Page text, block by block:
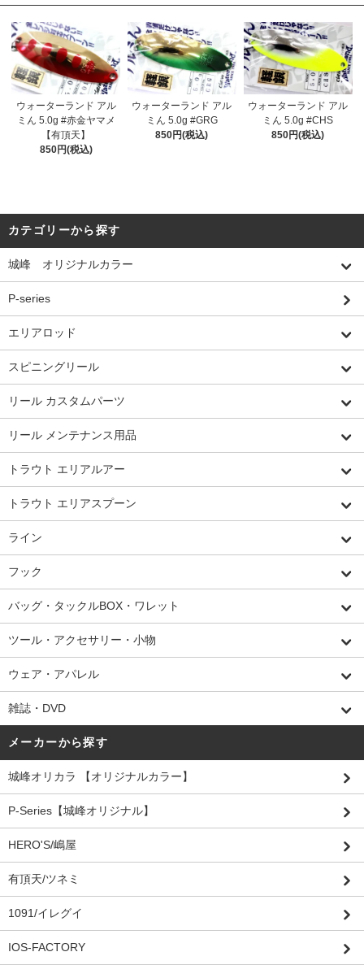
ウォーターランド アル
ミん 5.0g #赤金ヤマメ
【有頂天】
850円(税込)
ウォーターランド アル
ミん 5.0g #GRG
850円(税込)
ウォーターランド アル
ミん 5.0g #CHS
850円(税込)
カテゴリーから探す
城峰 オリジナルカラー
P-series
エリアロッド
スピニングリール
リール カスタムパーツ
リール メンテナンス用品
トラウト エリアルアー
トラウト エリアスプーン
ライン
フック
バッグ・タックルBOX・ワレット
ツール・アクセサリー・小物
ウェア・アパレル
雑誌・DVD
メーカーから探す
城峰オリカラ 【オリジナルカラー】
P-Series【城峰オリジナル】
HERO'S/嶋屋
有頂天/ツネミ
1091/イレグイ
IOS-FACTORY